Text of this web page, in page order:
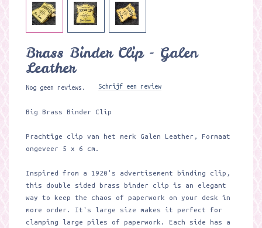
Brass Binder Clip - Galen
Leather
Nog geen reviews. Schrijf een review
Big Brass Binder Clip
Prachtige clip van het merk Galen Leather, Formaat
ongeveer 5 x 6 cm.
Inspired from a 1920's advertisement binding clip,
this double sided brass binder clip is an elegant
way to keep the chaos of paperwork on your desk in
more order. It's large size makes it perfect for
clamping large piles of paperwork. Each side has a